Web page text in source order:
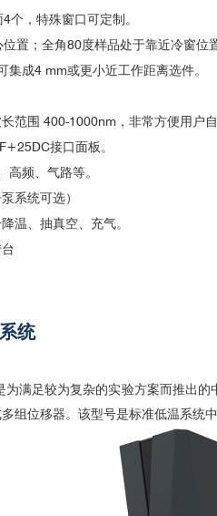
个，特殊窗口可定制。
置；全角80度样品处于靠近冷窗位
集成4 mm或更小近工作距离选件。
范围 400-1000nm，非常方便用户自
接口面板。
高频、气路等。
系统可选）
温、抽真空、充气。
统
为满足较为复杂的实验方案而推出
组位移器。该型号是标准低温系统
发的横向势垒研究
of Long-Lived Interlayer Excitons
Diode in a van der Waals
in a 2D Heterostructure p-
der Waals Heterostructure Light-
Interactions at van der Waals
in an atomically thin
in a 2D Semiconductor
four- and five-particle
Functional Polymer–Graphene
synchronization of a
中国科学院上海高等研究院